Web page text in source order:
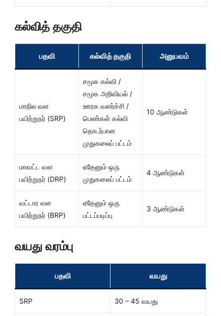
கல்வித் தகுதி
பதவி கல்வித் தகுதி அனுபவம்
மாநில வள
பயிற்றுநர் (SRP)
சமூக கல்வி /
சமூக அறிவியல் /
ஊரக வளர்ச்சி /
பெண்கள் கல்வி
தொடர்பான
முதுகலைப் பட்டம்
10 ஆண்டுகள்
மாவட்ட வள
பயிற்றுநர் (DRP)
ஏதேனும் ஒரு
முதுகலைப் பட்டம்
4 ஆண்டுகள்
வட்டார வள
பயிற்றுநர் (BRP)
ஏதேனும் ஒரு
பட்டப்படிப்பு
3 ஆண்டுகள்
வயது வரம்பு
பதவி வயது
SRP 30 – 45 வயது